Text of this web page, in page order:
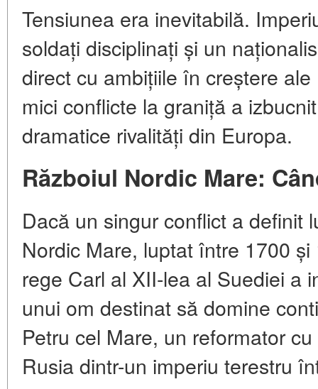
Tensiunea era inevitabilă.
soldați disciplinați și un
direct cu ambițiile în creștere
mici conflicte la graniță a
dramatice rivalități din Europa.
Războiul Nordic Mare:
Dacă un singur conflict a definit
Nordic Mare, luptat între 1700
rege Carl al XII-lea al Suediei a
unui om destinat să domine
Petru cel Mare, un reformator
Rusia dintr-un imperiu terestru